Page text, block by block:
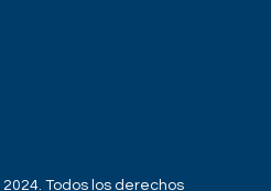
2024. Todos los derechos